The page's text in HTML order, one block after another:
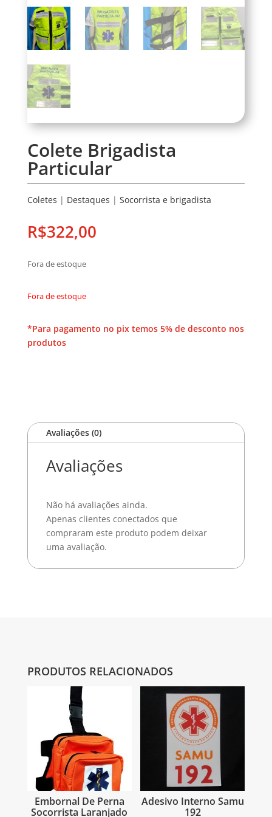
Colete Brigadista
Particular
Coletes | Destaques | Socorrista e brigadista
R$322,00
Fora de estoque
Fora de estoque
*Para pagamento no pix temos 5% de desconto nos
produtos
Avaliações (0)
Avaliações
Não há avaliações ainda.
Apenas clientes conectados que
compraram este produto podem deixar
uma avaliação.
PRODUTOS RELACIONADOS
Embornal De Perna
Socorrista Laranjado
Adesivo Interno Samu
192